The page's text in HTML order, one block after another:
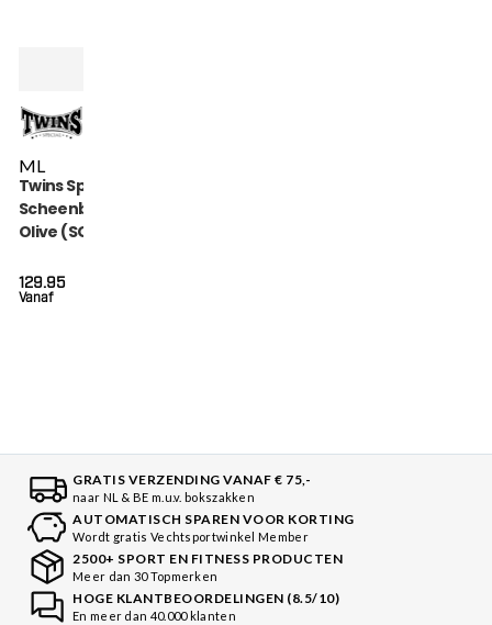
ML
Twins Special
Scheenbeschermers
Olive (SGL 7 OLIVE)
Vanaf
129.95
GRATIS VERZENDING VANAF € 75,-
naar NL & BE m.u.v. bokszakken
AUTOMATISCH SPAREN VOOR KORTING
Wordt gratis Vechtsportwinkel Member
2500+ SPORT EN FITNESS PRODUCTEN
Meer dan 30 Topmerken
HOGE KLANTBEOORDELINGEN (8.5/10)
En meer dan 40.000 klanten